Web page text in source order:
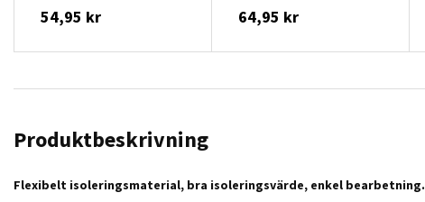
54,95 kr 64,95 kr
Produktbeskrivning
Flexibelt isoleringsmaterial, bra isoleringsvärde, enkel bearbetning.